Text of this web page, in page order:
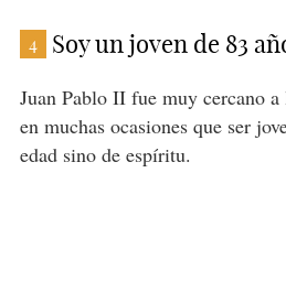
4 Soy un joven de 83
Juan Pablo II fue muy cercano
en muchas ocasiones que ser
edad sino de espíritu.